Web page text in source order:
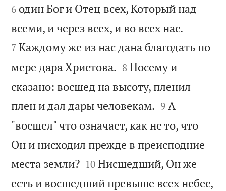
6 один Бог и Отец всех, Который над
всеми, и через всех, и во всех нас.
7 Каждому же из нас дана благодать по
мере дара Христова. 

8 Посему и
сказано: восшед на высоту, пленил
плен и дал дары человекам. 

9 А
"восшел" что означает, как не то, что
Он и нисходил прежде в преисподние
места земли?
10 Нисшедший, Он же
есть и восшедший превыше всех небес,